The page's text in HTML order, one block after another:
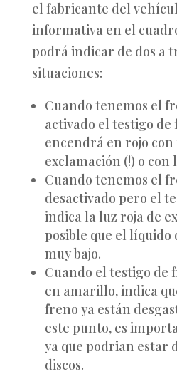
el fabricante del
informativa en el
podrá indicar de dos a
situaciones:
Cuando tenemos el
activado el testigo de
encendrá en rojo con
exclamación (!) o con
Cuando tenemos el
desactivado pero el
indica la luz roja de
posible que el líquido
muy bajo.
Cuando el testigo de
en amarillo, indica
freno ya están
este punto, es
ya que podrian estar
discos.